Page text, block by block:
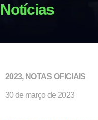
Notícias
2023, NOTAS OFICIAIS
30 de março de 2023